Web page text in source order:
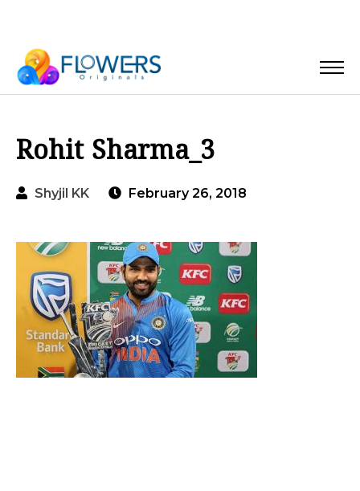
Rohit Sharma_3
Shyjil KK February 26, 2018